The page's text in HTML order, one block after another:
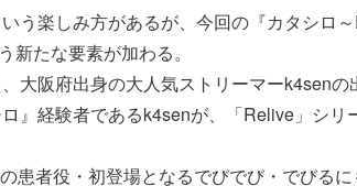
う楽しみ方があるが、今回の『カタシロ
新たな要素が加わる。
大阪府出身の大人気ストリーマーk4senの
』経験者であるk4senが、「Relive」シリ
患者役・初登場となるでびでび・でびるに